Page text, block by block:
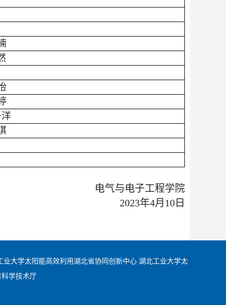
电气与电子工程学院
2023年4月 10 日
业大学太阳能高效利用湖北省协同创新中心 湖北工业大学太
学技术厅